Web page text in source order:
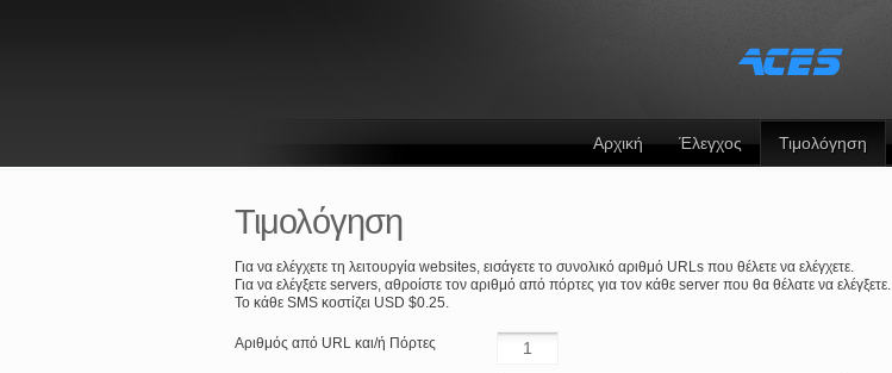
Αρχική Έλεγχος Τιμολόγηση
Τιμολόγηση
Για να ελέγχετε τη λειτουργία websites, εισάγετε το συνολικό αριθμό URLs που θέλετε να ελέγχετε.
Για να ελέγξετε servers, αθροίστε τον αριθμό από πόρτες για τον κάθε server που θα θέλατε να ελέγξετε.
Το κάθε SMS κοστίζει USD $0.25.
Αριθμός από URL και/ή Πόρτες